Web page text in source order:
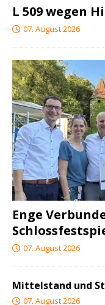
L 509 wegen
07. August 2026
Enge
07. August 2026
Mittelstand und
07. August 2026